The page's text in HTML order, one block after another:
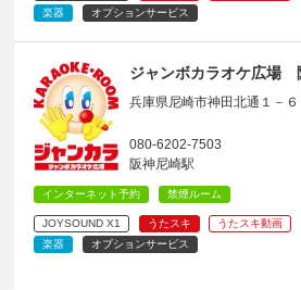
楽器
オプションサービス
ジャンボカラオケ広場
兵庫県尼崎市神田北通１－
080-6202-7503
阪神尼崎駅
インターネット予約 禁煙ルーム
JOYSOUND X1 うたスキ
うたスキ動画
楽器
オプションサービス